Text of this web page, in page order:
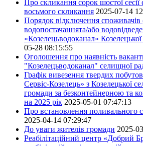
Про скликання сорок шостої
восьмого скликання 2025-07-14
Порядок відключення споживачів
водопостачаннята/або
«Козелецьводоканал»
05-28 08:15:55
Оголошення про наявність
"Козелецьводоканал" селищної
Графік вивезення твердих
Сервіс-Козелець» з Козелецької
громади за безконтейнерною та
на 2025 рік 2025-05-01 07:47:13
Про встановлення поливального
2025-04-14 07:29:47
До уваги жителів громади 2025-
Реабілітаційний центр «Добрий